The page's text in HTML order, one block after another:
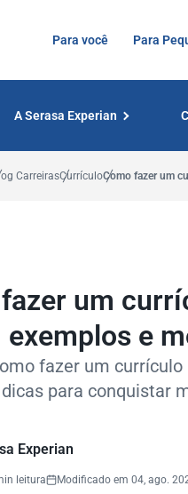
Para você Para
A Serasa Experian
CarreirasCurrículoComo fazer um
um
exemplos e
fazer um
para conquistar
Experian
leitura Modificado em 04, ago.